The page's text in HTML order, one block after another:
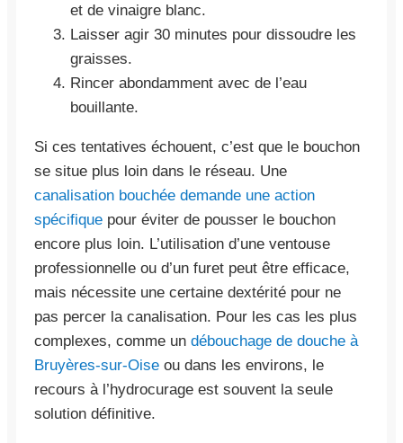
et de vinaigre blanc.
Laisser agir 30 minutes pour dissoudre les
graisses.
Rincer abondamment avec de l’eau
bouillante.
Si ces tentatives échouent, c’est que le bouchon
se situe plus loin dans le réseau. Une
canalisation bouchée demande une action
spécifique pour éviter de pousser le bouchon
encore plus loin. L’utilisation d’une ventouse
professionnelle ou d’un furet peut être efficace,
mais nécessite une certaine dextérité pour ne
pas percer la canalisation. Pour les cas les plus
complexes, comme un débouchage de douche à
Bruyères-sur-Oise ou dans les environs, le
recours à l’hydrocurage est souvent la seule
solution définitive.